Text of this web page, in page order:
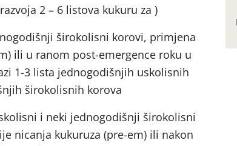
2 – 6 listova kukuru za )
širokolisni korovi, primjena
ili u ranom post-emergence roku u
1-3 lista jednogodišnjih uskolisnih
širokolisnih korova
i neki jednogodišnji širokolisni
nicanja kukuruza (pre-em) ili nakon